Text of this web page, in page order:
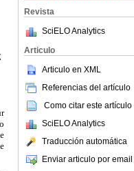
Revista
SciELO Analytics
Articulo
Articulo en XML
Referencias del artículo
Como citar este artículo
SciELO Analytics
Traducción automática
Enviar articulo por email